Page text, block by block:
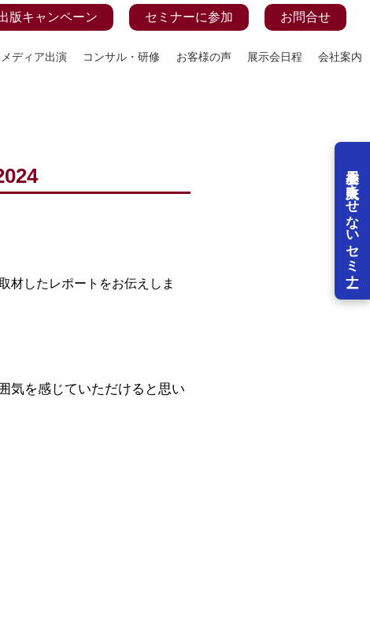
展示会を失敗させないセミナー
版キャンペーン セミナーに参加 お問合せ
メディア出演 コンサル・研修 お客様の声 展示会日程 会社案内
材したレポートをお伝えしま
気を感じていただけると思い